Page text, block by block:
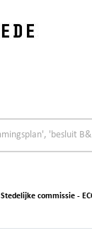
Stedelijke commissie -